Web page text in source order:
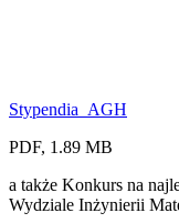
Stypendia_AGH
PDF, 1.89 MB
a także Konkurs na
Wydziale Inżynierii